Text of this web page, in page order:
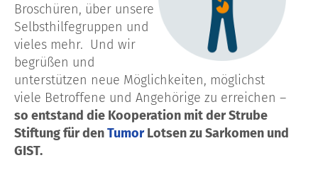
Broschüren, über unsere
Selbsthilfegruppen und
vieles mehr. Und wir
begrüßen und
unterstützen neue Möglichkeiten, möglichst
viele Betroffene und Angehörige zu erreichen –
so entstand die Kooperation mit der Strube
Stiftung für denTumorLotsen zu Sarkomen und
GIST.